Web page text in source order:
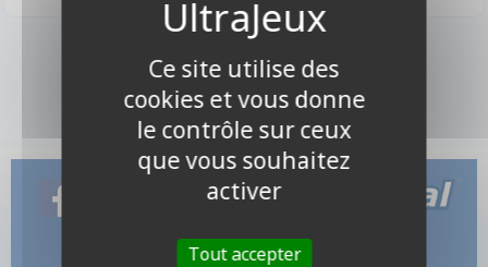
2 produits
Ce site utilise des
cookies et vous donne
le contrôle sur ceux
que vous souhaitez
activer
Tout accepter